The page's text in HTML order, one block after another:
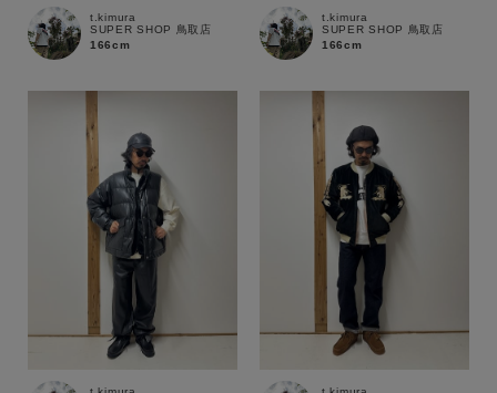
t.kimura
SUPER SHOP 鳥取店
166cm
t.kimura
SUPER SHOP 鳥取店
166cm